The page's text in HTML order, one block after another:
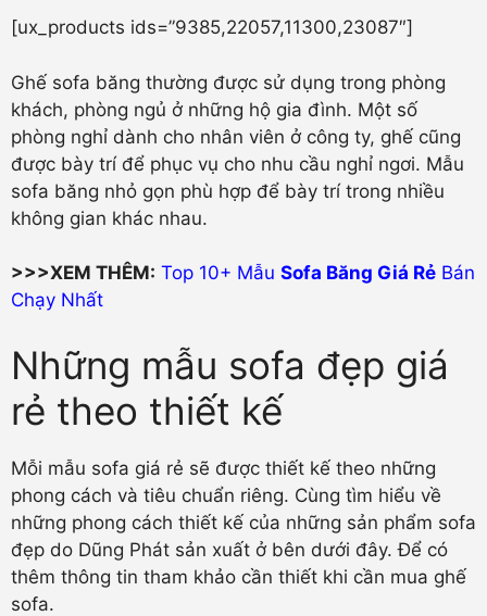
[ux_products ids=”9385,22057,11300,23087″]
Ghế sofa băng thường được sử dụng trong phòng
khách, phòng ngủ ở những hộ gia đình. Một số
phòng nghỉ dành cho nhân viên ở công ty, ghế cũng
được bày trí để phục vụ cho nhu cầu nghỉ ngơi. Mẫu
sofa băng nhỏ gọn phù hợp để bày trí trong nhiều
không gian khác nhau.
>>>XEM THÊM: Top 10+ Mẫu Sofa Băng Giá Rẻ Bán
Chạy Nhất
Những mẫu sofa đẹp giá
rẻ theo thiết kế
Mỗi mẫu sofa giá rẻ sẽ được thiết kế theo những
phong cách và tiêu chuẩn riêng. Cùng tìm hiểu về
những phong cách thiết kế của những sản phẩm sofa
đẹp do Dũng Phát sản xuất ở bên dưới đây. Để có
thêm thông tin tham khảo cần thiết khi cần mua ghế
sofa.